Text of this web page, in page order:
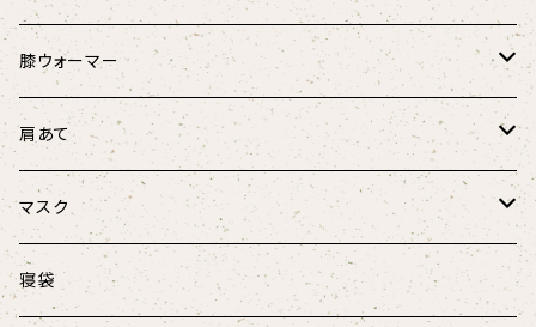
フローラル・ボタニカル
春風リボンウォーマー
にゃんこ柄
マリンストライプ
羽毛のラウンドベッド
けりぐるみ
にゃんこ柄リボンウォーマー
キャットテント
キャンディーケット
膝ウォーマー
ほっこり膝ウォーマー3D
肩あて
ボア肩あて
オーガニックコットン肩あて
マスク
涼しげマスク（大人用）
寝袋